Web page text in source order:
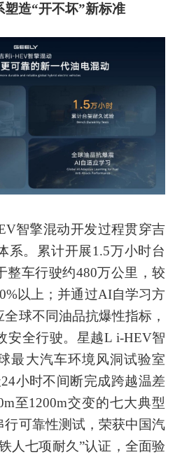
造“开不坏”新标准
智擎混动开发过程贯穿吉
系。累计开展1.5万小时台
整车行驶约480万公里，较
以上；并通过AI自学习方
球不同油品抗爆性指标，
安全行驶。星越L i-HEV智
最大汽车环境风洞试验室
小时不间断完成跨越温差
至1200m交变的七大典型
行可靠性测试，荣获中国汽
人七项耐久”认证，全面验